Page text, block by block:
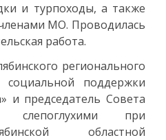
и турпоходы, а также
МО. Проводилась
работа.
регионального
социальной поддержки
и председатель Совета
при
областной